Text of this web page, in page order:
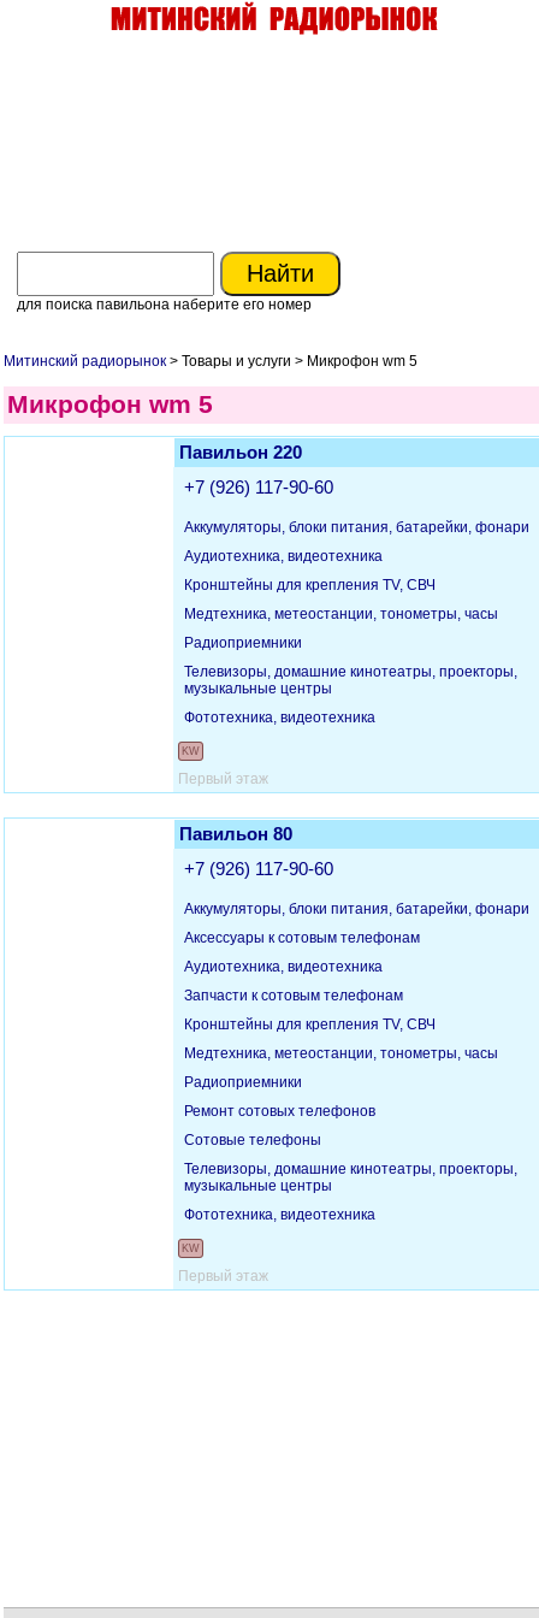
для поиска павильона наберите его номер
Митинский радиорынок > Товары и услуги > Микрофон wm 5
Микрофон wm 5
Павильон 220
+7 (926) 117-90-60
Аккумуляторы, блоки питания, батарейки, фонари
Аудиотехника, видеотехника
Кронштейны для крепления TV, СВЧ
Медтехника, метеостанции, тонометры, часы
Радиоприемники
Телевизоры, домашние кинотеатры, проекторы,
музыкальные центры
Фототехника, видеотехника
KW
Первый этаж
Павильон 80
+7 (926) 117-90-60
Аккумуляторы, блоки питания, батарейки, фонари
Аксессуары к сотовым телефонам
Аудиотехника, видеотехника
Запчасти к сотовым телефонам
Кронштейны для крепления TV, СВЧ
Медтехника, метеостанции, тонометры, часы
Радиоприемники
Ремонт сотовых телефонов
Сотовые телефоны
Телевизоры, домашние кинотеатры, проекторы,
музыкальные центры
Фототехника, видеотехника
KW
Первый этаж